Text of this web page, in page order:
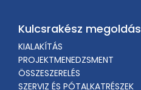
Kulcsrakész megoldás
KIALAKÍTÁS
PROJEKTMENEDZSMENT
ÖSSZESZERELÉS
SZERVIZ ÉS PÓTALKATRÉSZEK